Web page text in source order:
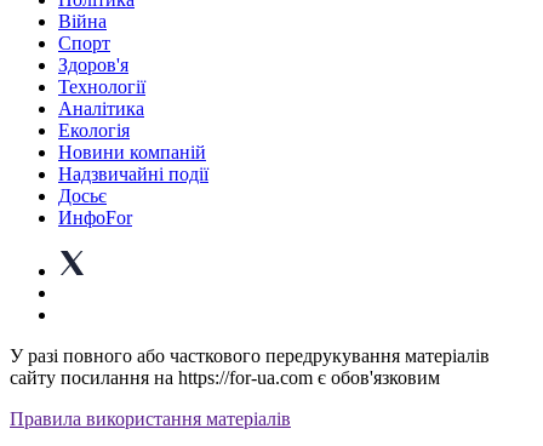
Війна
Спорт
Здоров'я
Технології
Аналітика
Екологія
Новини компаній
Надзвичайні події
Досьє
ИнфоFor
У разі повного або часткового передрукування матеріалів
сайту посилання на https://for-ua.com є обов'язковим
Правила використання матеріалів